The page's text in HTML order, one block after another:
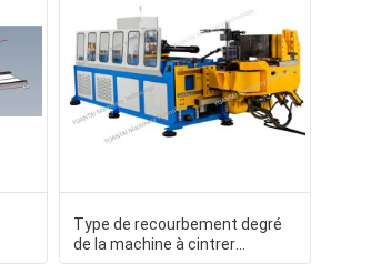
Type de recourbement degré
de la machine à cintrer
CNC90REM+RBE Max Speed 65